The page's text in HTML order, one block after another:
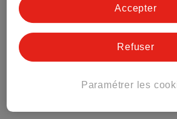
Paramétrer les
Refuser
Accepter